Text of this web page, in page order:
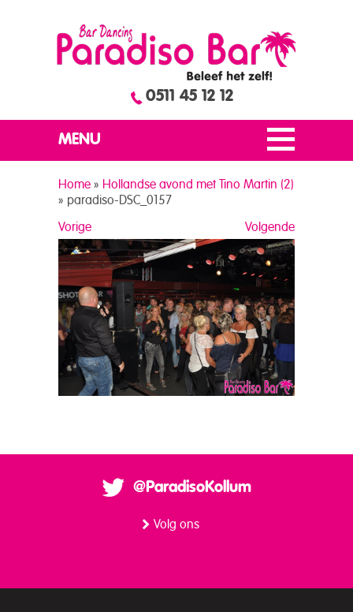
0511 45 12 12
MENU
Home » Hollandse avond met Tino Martin (2)
» paradiso-DSC_0157
Volgende
Vorige
@ParadisoKollum
Volg ons